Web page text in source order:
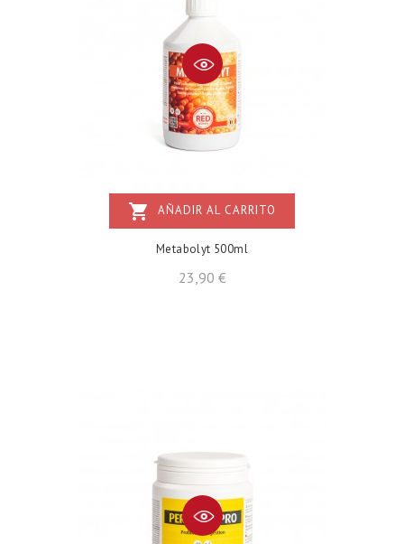
shopping_cart AÑADIR AL CARRITO
Metabolyt 500ml
23,90 €Precio